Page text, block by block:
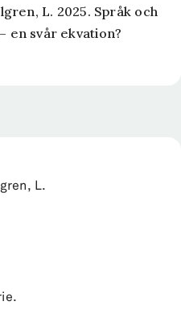
L. 2025. Språk och
en svår ekvation?
L.